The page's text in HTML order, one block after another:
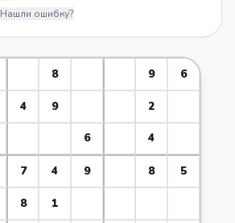
Нашли ошибку?
8 9 6
4 9 2
6 4
7 4 9 8 5
8 1